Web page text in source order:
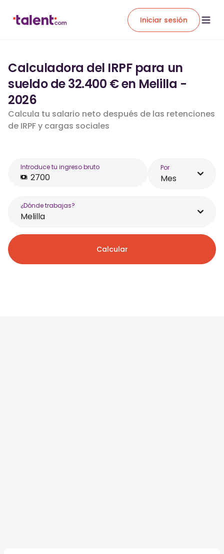
Iniciar sesión
Calculadora del IRPF para un
sueldo de 32.400 € en Melilla -
2026
Calcula tu salario neto después de las retenciones
de IRPF y cargas sociales
Introduce tu ingreso bruto Por
Mes
¿Dónde trabajas?
Melilla
Calcular